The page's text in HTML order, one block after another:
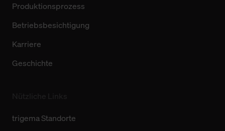
Produktionsprozess
Betriebsbesichtigung
Karriere
Geschichte
trigema Standorte